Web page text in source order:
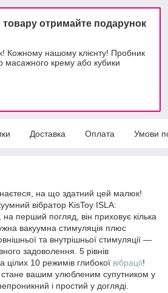
товару отримайте подарунок
Кожному нашому клієнту! Пробник
масажного крему або кубики
Доставка Оплата Умови
на що здатний цей малюк!
вібратор KisToy ISLA:
перший погляд, він приховує кілька
вакуумна стимуляція плюс
та внутрішньої стимуляції —
задоволення. 5 рівнів
цілих 10 режимів глибокої вібрації!
стане вашим улюбленим супутником у
і простий у догляді.